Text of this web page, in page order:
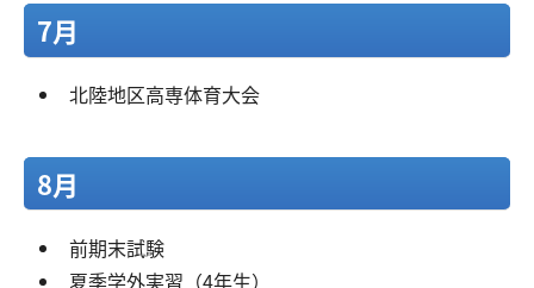
7月
北陸地区高専体育大会
8月
前期末試験
夏季学外実習（4年生）